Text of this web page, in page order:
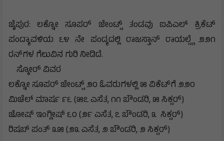
ಜೈಪುರ: ಲಕ್ನೋ ಸೂಪರ್ ಜೇಂಟ್ಸ್ ತಂಡವು ಐಪಿಎಲ್ ಕ್ರಿಕೆಟ್
ಪಂದ್ಯಾವಳಿಯ ೬೪ ನೇ ಪಂದ್ಯದಲ್ಲಿ ರಾಜಸ್ತಾನ್ ರಾಯಲ್ಸ್ಗೆ ೨೨೧
ರನ್‌ಗಳ ಗೆಲುವಿನ ಗುರಿ ನೀಡಿದೆ.
ಸ್ಕೋರ್ ವಿವರ
ಲಕ್ನೋ ಸೂಪರ್ ಜೇಂಟ್ಸ್ ೨೦ ಓವರುಗಳಲ್ಲಿ ೫ ವಿಕೆಟ್‌ಗೆ ೨೨೦
ಮಿಚೆಲ್ ಮಾರ್ಷ ೯೬ (೫೭ ಎಸೆತ, ೧೧ ಬೌಂಡರಿ, ೫ ಸಿಕ್ಸರ್)
ಜೋಷ್ ಇಂಗ್ಲೀಷ್ ೬೦ (೨೯ ಎಸೆತ, ೭ ಬೌಂಡರಿ, ೩ ಸಿಕ್ಸರ್)
ರಿಷಬ್ ಪಂತ್ ೩೫ (೨೩ ಎಸೆತ, ೨ ಬೌಂಡರಿ, ೨ ಸಿಕ್ಸರ್)